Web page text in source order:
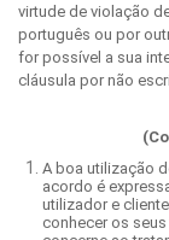
virtude de violação
português ou por
for possível a sua
cláusula por não
A boa utilização
acordo é
utilizador e
conhecer os